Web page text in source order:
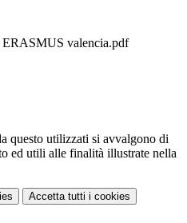
valencia.pdf
questo utilizzati si avvalgono di
ed utili alle finalità illustrate nella
Accetta tutti i cookies